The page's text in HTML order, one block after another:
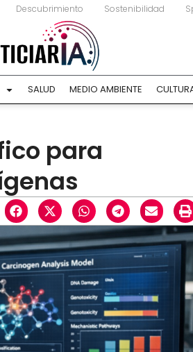
Descubrimiento Sostenibilidad
SALUD MEDIO AMBIENTE
para